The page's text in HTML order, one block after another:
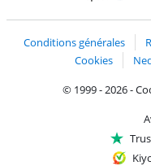
Conditions générales
Cookies
© 1999 - 2026 -